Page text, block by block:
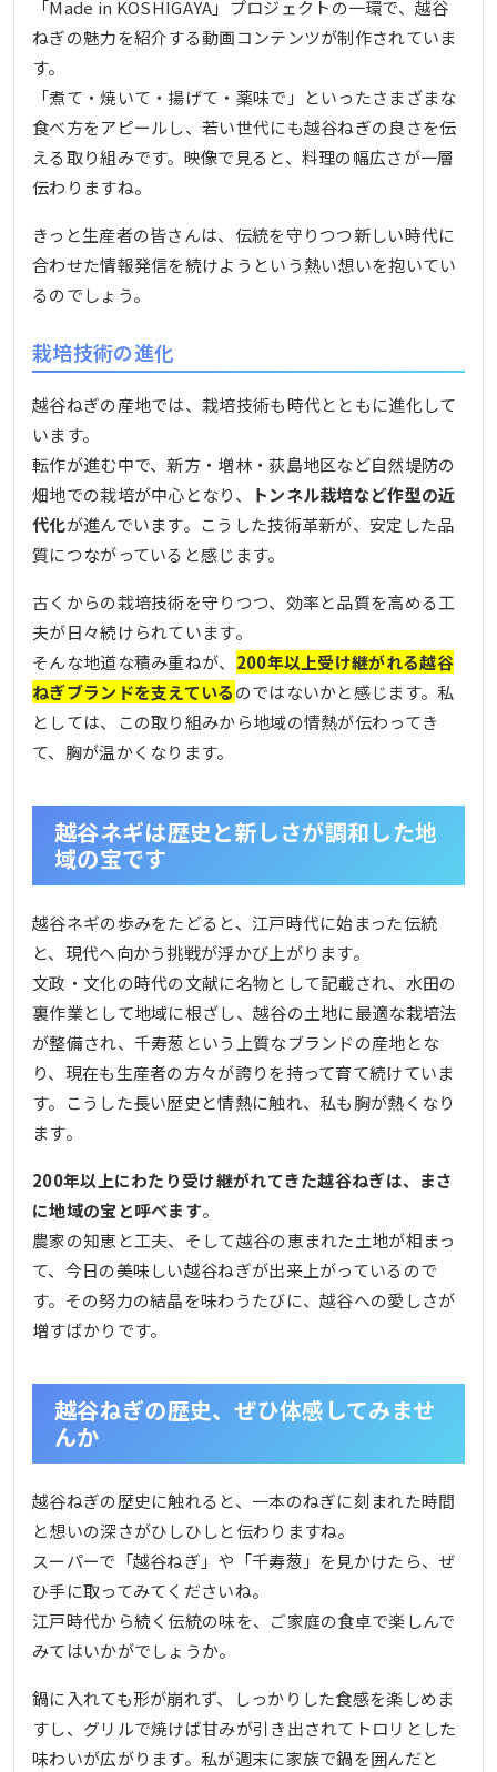
「Made in KOSHIGAYA」プロジェクトの一環で、越谷
ねぎの魅力を紹介する動画コンテンツが制作されていま
す。
「煮て・焼いて・揚げて・薬味で」といったさまざまな
食べ方をアピールし、若い世代にも越谷ねぎの良さを伝
える取り組みです。映像で見ると、料理の幅広さが一層
伝わりますね。
きっと生産者の皆さんは、伝統を守りつつ新しい時代に
合わせた情報発信を続けようという熱い想いを抱いてい
るのでしょう。
栽培技術の進化
越谷ねぎの産地では、栽培技術も時代とともに進化して
います。
転作が進む中で、新方・増林・荻島地区など自然堤防の
畑地での栽培が中心となり、
トンネル栽培など作型の近
代化が進んでいます。こうした技術革新が、安定した品
質につながっていると感じます。
古くからの栽培技術を守りつつ、効率と品質を高める工
夫が日々続けられています。
そんな地道な積み重ねが、 200年以上受け継がれる越谷
ねぎブランドを支えているのではないかと感じます。私
としては、この取り組みから地域の情熱が伝わってき
て、胸が温かくなります。
越谷ネギは歴史と新しさが調和した地
域の宝です
越谷ネギの歩みをたどると、江戸時代に始まった伝統
と、現代へ向かう挑戦が浮かび上がります。
文政・文化の時代の文献に名物として記載され、水田の
裏作業として地域に根ざし、越谷の土地に最適な栽培法
が整備され、千寿葱という上質なブランドの産地とな
り、現在も生産者の方々が誇りを持って育て続けていま
す。こうした長い歴史と情熱に触れ、私も胸が熱くなり
ます。
200年以上にわたり受け継がれてきた越谷ねぎは、まさ
に地域の宝と呼べます。
農家の知恵と工夫、そして越谷の恵まれた土地が相まっ
て、今日の美味しい越谷ねぎが出来上がっているので
す。その努力の結晶を味わうたびに、越谷への愛しさが
増すばかりです。
越谷ねぎの歴史、ぜひ体感してみませ
んか
越谷ねぎの歴史に触れると、一本のねぎに刻まれた時間
と想いの深さがひしひしと伝わりますね。
スーパーで「越谷ねぎ」や「千寿葱」を見かけたら、ぜ
ひ手に取ってみてくださいね。
江戸時代から続く伝統の味を、ご家庭の食卓で楽しんで
みてはいかがでしょうか。
鍋に入れても形が崩れず、しっかりした食感を楽しめま
すし、グリルで焼けば甘みが引き出されてトロリとした
味わいが広がります。私が週末に家族で鍋を囲んだと